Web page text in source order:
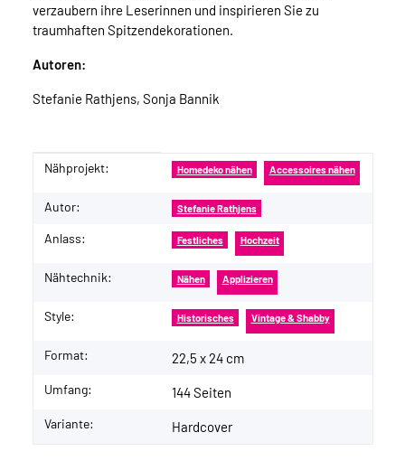
verzaubern ihre Leserinnen und inspirieren Sie zu
traumhaften Spitzendekorationen.
Autoren:
Stefanie Rathjens, Sonja Bannik
Produkteigenschaft
Wert
Nähprojekt: Homedeko nähen Accessoires nähen
Autor: Stefanie Rathjens
Anlass: Festliches Hochzeit
Nähtechnik: Nähen Applizieren
Style: Historisches Vintage & Shabby
Format: 22,5 x 24 cm
Umfang: 144 Seiten
Variante: Hardcover